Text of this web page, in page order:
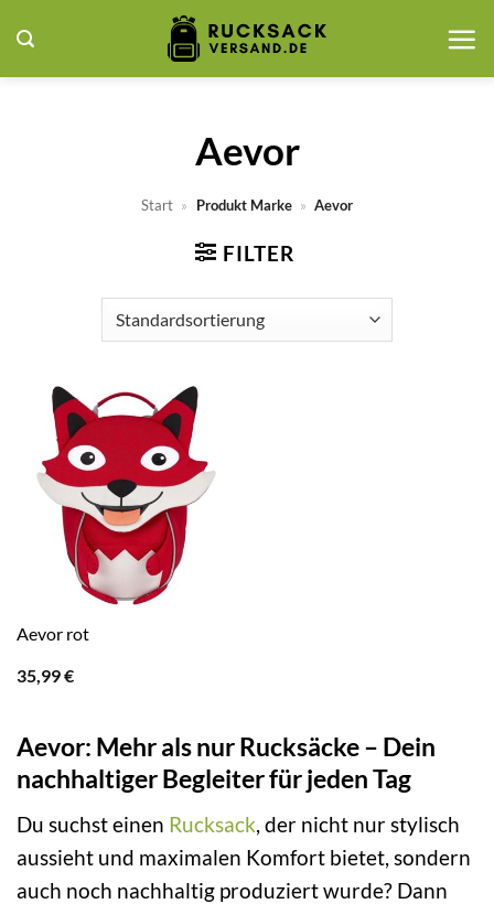
Inhalt
springen
Aevor
Start » Produkt Marke » Aevor
FILTER
Aevor rot
35,99€
Aevor: Mehr als nur Rucksäcke – Dein
nachhaltiger Begleiter für jeden Tag
Du suchst einen Rucksack, der nicht nur stylisch
aussieht und maximalen Komfort bietet, sondern
auch noch nachhaltig produziert wurde? Dann